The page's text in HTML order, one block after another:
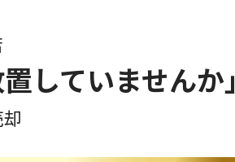
していませんか｣